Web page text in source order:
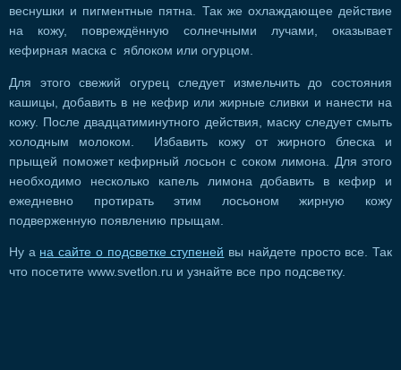
веснушки и пигментные пятна. Так же охлаждающее действие
на кожу, повреждённую солнечными лучами, оказывает
кефирная маска с яблоком или огурцом.
Для этого свежий огурец следует измельчить до состояния
кашицы, добавить в не кефир или жирные сливки и нанести на
кожу. После двадцатиминутного действия, маску следует смыть
холодным молоком. Избавить кожу от жирного блеска и
прыщей поможет кефирный лосьон с соком лимона. Для этого
необходимо несколько капель лимона добавить в кефир и
ежедневно протирать этим лосьоном жирную кожу
подверженную появлению прыщам.
Ну а на сайте о подсветке ступеней вы найдете просто все. Так
что посетите www.svetlon.ru и узнайте все про подсветку.